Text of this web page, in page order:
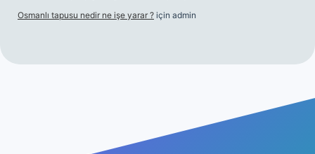
Osmanlı tapusu nedir ne işe yarar ? için admin
m elexbet